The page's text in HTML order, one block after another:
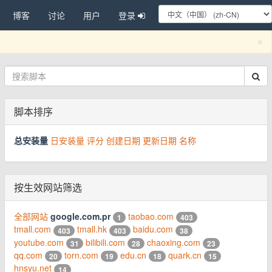
博客 讨论 用户 登录
×
脚本排序
总安装量 日安装量 评分 创建日期 更新日期 名称
按生效网站筛选
全部网站 google.com.pr 1 taobao.com 403
tmall.com 403 tmall.hk 403 baidu.com 38
youtube.com 31 bilibili.com 28 chaoxing.com 23
qq.com 20 torn.com 19 edu.cn 18 quark.cn 15
hnsyu.net 14